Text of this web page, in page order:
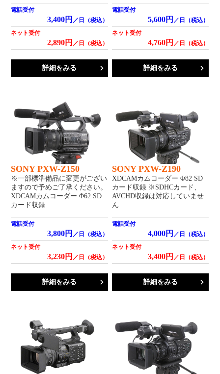
電話受付
3,400円 ／日（税込）
ネット受付
2,890円 ／日（税込）
詳細をみる
電話受付
5,600円 ／日（税込）
ネット受付
4,760円 ／日（税込）
詳細をみる
SONY PXW-Z150
※一部標準備品に変更がござい
ますので予めご了承ください。
XDCAMカムコーダー Φ62 SD
カード収録
電話受付
3,800円 ／日（税込）
ネット受付
3,230円 ／日（税込）
詳細をみる
SONY PXW-Z190
XDCAMカムコーダー Φ82 SD
カード収録 ※SDHCカード、
AVCHD収録は対応していませ
ん
電話受付
4,000円 ／日（税込）
ネット受付
3,400円 ／日（税込）
詳細をみる